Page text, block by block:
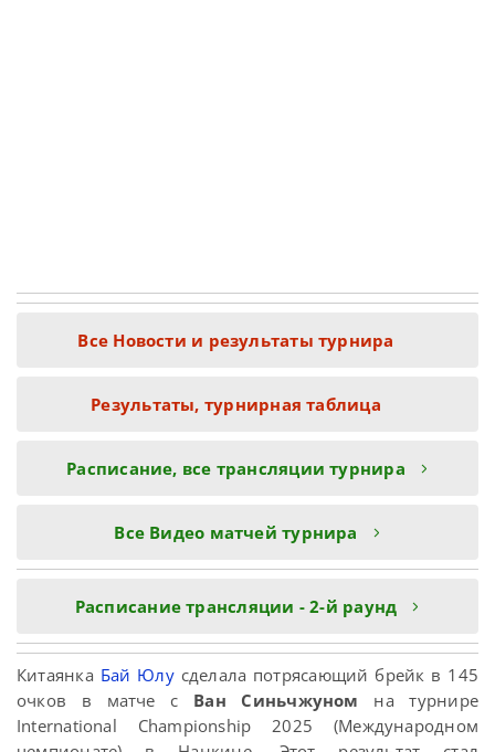
Все Новости и результаты турнира
Результаты, турнирная таблица
Расписание, все трансляции турнира
Все Видео матчей турнира
Расписание трансляции - 2-й раунд
Китаянка Бай Юлусделала потрясающий брейк в 145
очков в матче с Ван Синьчжуном на турнире
International Championship 2025 (Международном